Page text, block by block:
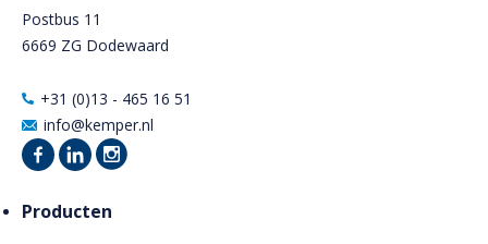
Postbus 11
6669 ZG Dodewaard
+31 (0)13 - 465 16 51
info@kemper.nl
Producten